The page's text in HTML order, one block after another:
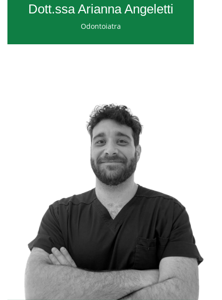
Dott.ssa Arianna Angeletti
Odontoiatra